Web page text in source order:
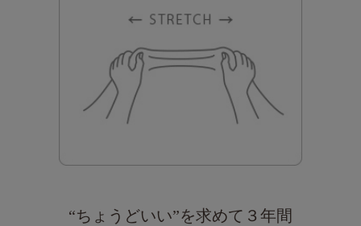
“ちょうどいい”を求めて３年間